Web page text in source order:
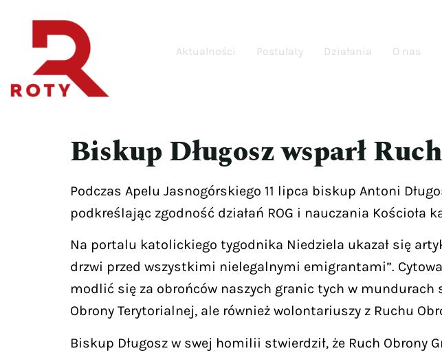
Aktualności Postulaty Działania O nas
Biskup Długosz wsparł
Podczas Apelu Jasnogórskiego 11 lipca biskup Antoni
podkreślając zgodność działań ROG i nauczania Kościoła
Na portalu katolickiego tygodnika Niedziela ukazał się
drzwi przed wszystkimi nielegalnymi emigrantami”.
modlić się za obrońców naszych granic tych w
Obrony Terytorialnej, ale również wolontariuszy z Ruchu
Biskup Długosz w swej homilii stwierdził, że Ruch